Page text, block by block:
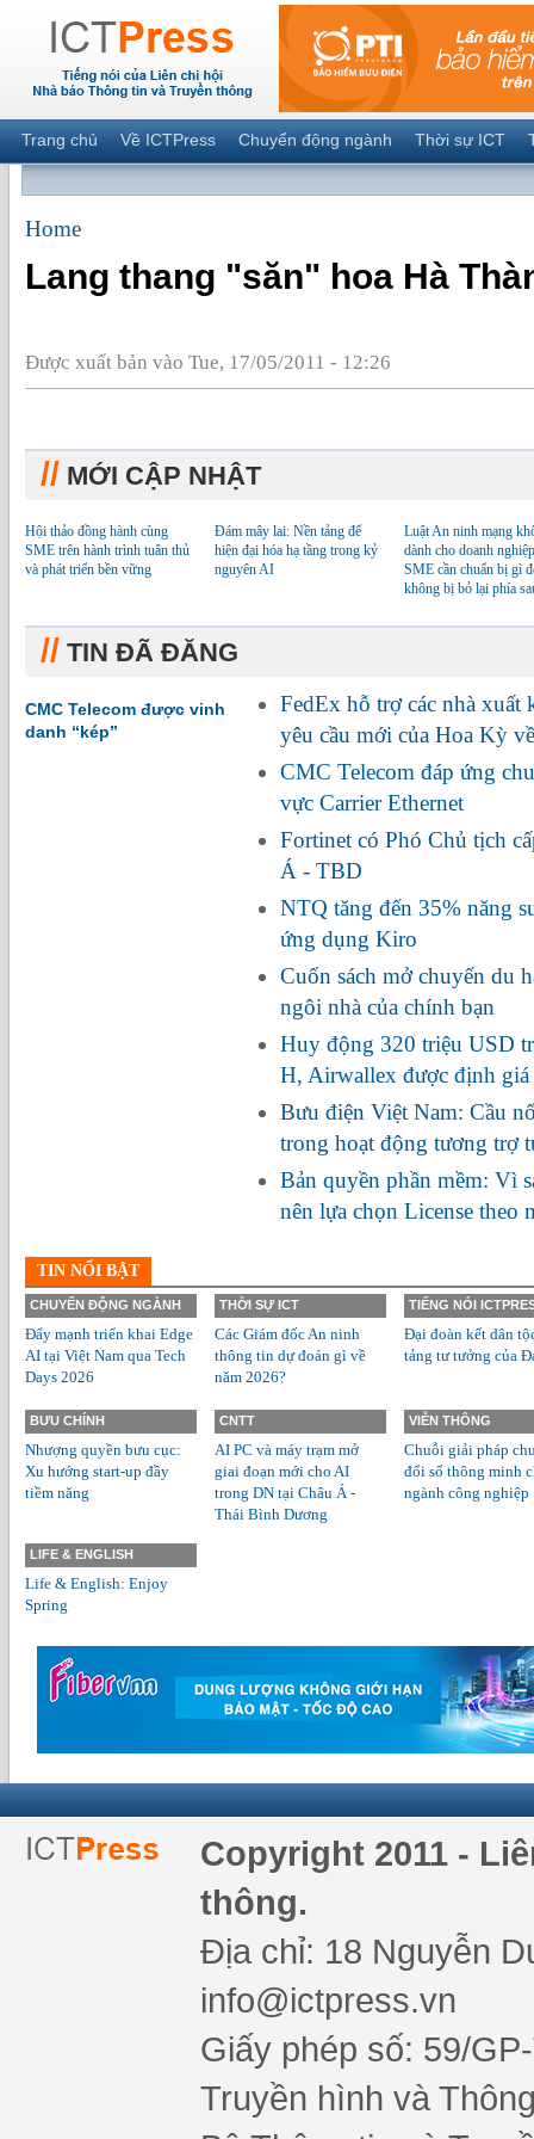
Trang chủ Về ICTPress Chuyển động ngành Thời sự ICT
Home
Lang thang "săn" hoa Hà
Được xuất bản vào Tue, 17/05/2011 - 12:26
// MỚI CẬP NHẬT
Hội thảo đồng hành cùng
SME trên hành trình tuân thủ
và phát triển bền vững
Đám mây lai: Nền tảng để
hiện đại hóa hạ tầng trong kỷ
nguyên AI
Luật An ninh mạng
dành cho doanh
SME cần chuẩn bị gì
không bị bỏ lại phía
// TIN ĐÃ ĐĂNG
CMC Telecom được vinh
danh “kép”
FedEx hỗ trợ các nhà xuất
yêu cầu mới của Hoa Kỳ
CMC Telecom đáp ứng
vực Carrier Ethernet
Fortinet có Phó Chủ tịch
Á - TBD
NTQ tăng đến 35% năng
ứng dụng Kiro
Cuốn sách mở chuyến du
ngôi nhà của chính bạn
Huy động 320 triệu USD
H, Airwallex được định
Bưu điện Việt Nam: Cầu
trong hoạt động tương trợ
Bản quyền phần mềm: Vì
nên lựa chọn License theo
TIN NỔI BẬT
CHUYỂN ĐỘNG NGÀNH
Đẩy mạnh triển khai Edge
AI tại Việt Nam qua Tech
Days 2026
THỜI SỰ ICT
Các Giám đốc An ninh
thông tin dự đoán gì về
năm 2026?
TIẾNG NÓI
Đại đoàn kết dân
tảng tư tưởng của
BƯU CHÍNH
Nhượng quyền bưu cục:
Xu hướng start-up đầy
tiềm năng
CNTT
AI PC và máy trạm mở
giai đoạn mới cho AI
trong DN tại Châu Á -
Thái Bình Dương
VIỄN THÔNG
Chuỗi giải pháp
đổi số thông minh
ngành công nghiệp
LIFE & ENGLISH
Life & English: Enjoy
Spring
Copyright 2011 -
thông.
Địa chỉ: 18 Nguyễn
info@ictpress.vn
Giấy phép số: 59/
Truyền hình và